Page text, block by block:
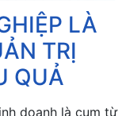
LÀ
TRỊ
QUẢ
doanh là cụm từ